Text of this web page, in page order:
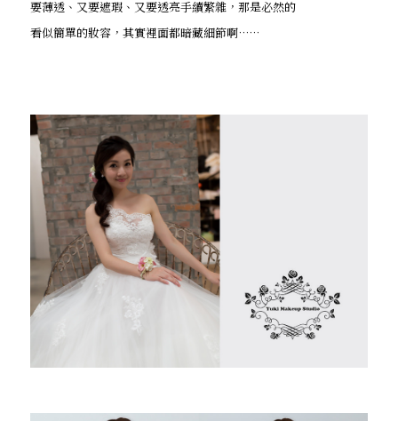
要薄透、又要遮瑕、又要透亮手續繁雜，那是必然的
看似簡單的妝容，其實裡面都暗藏細節啊……